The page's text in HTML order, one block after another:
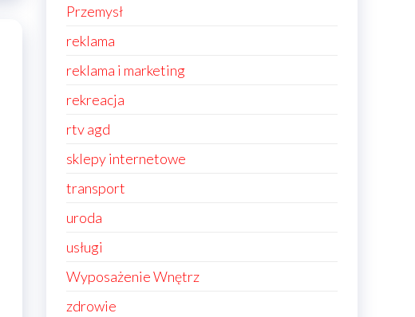
Przemysł
reklama
reklama i marketing
rekreacja
rtv agd
sklepy internetowe
transport
uroda
usługi
Wyposażenie Wnętrz
zdrowie